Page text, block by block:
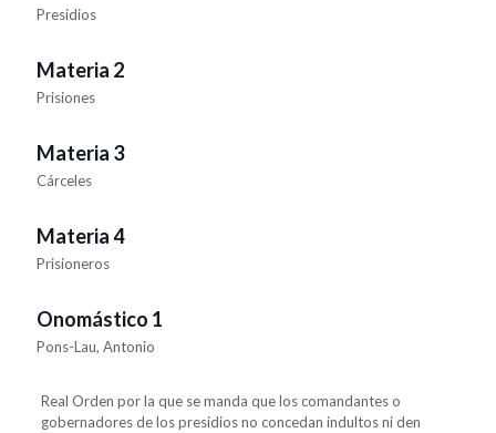
Presidios
Materia 2
Prisiones
Materia 3
Cárceles
Materia 4
Prisioneros
Onomástico 1
Pons-Lau, Antonio
Real Orden por la que se manda que los comandantes o
gobernadores de los presidios no concedan indultos ni den